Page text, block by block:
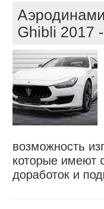
Ghibli 2017
возможность
которые имеют
доработок и